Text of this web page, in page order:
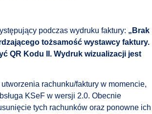
podczas wydruku faktury: „Brak
tożsamość wystawcy faktury.
QR Kodu II. Wydruk wizualizacji jest
rachunku/faktury w momencie,
KSeF w wersji 2.0. Obecnie
tych rachunków oraz ponowne ich